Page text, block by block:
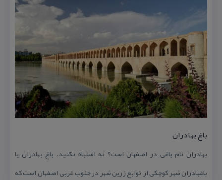
باغ بهادران
بهادران نام باغی در اصفهان است؟ نه اشتباه نكنید. باغ بهادران یا
باغبادران شهر كوچكی از توابع زرین شهر در جنوب غربی اصفهان است كه